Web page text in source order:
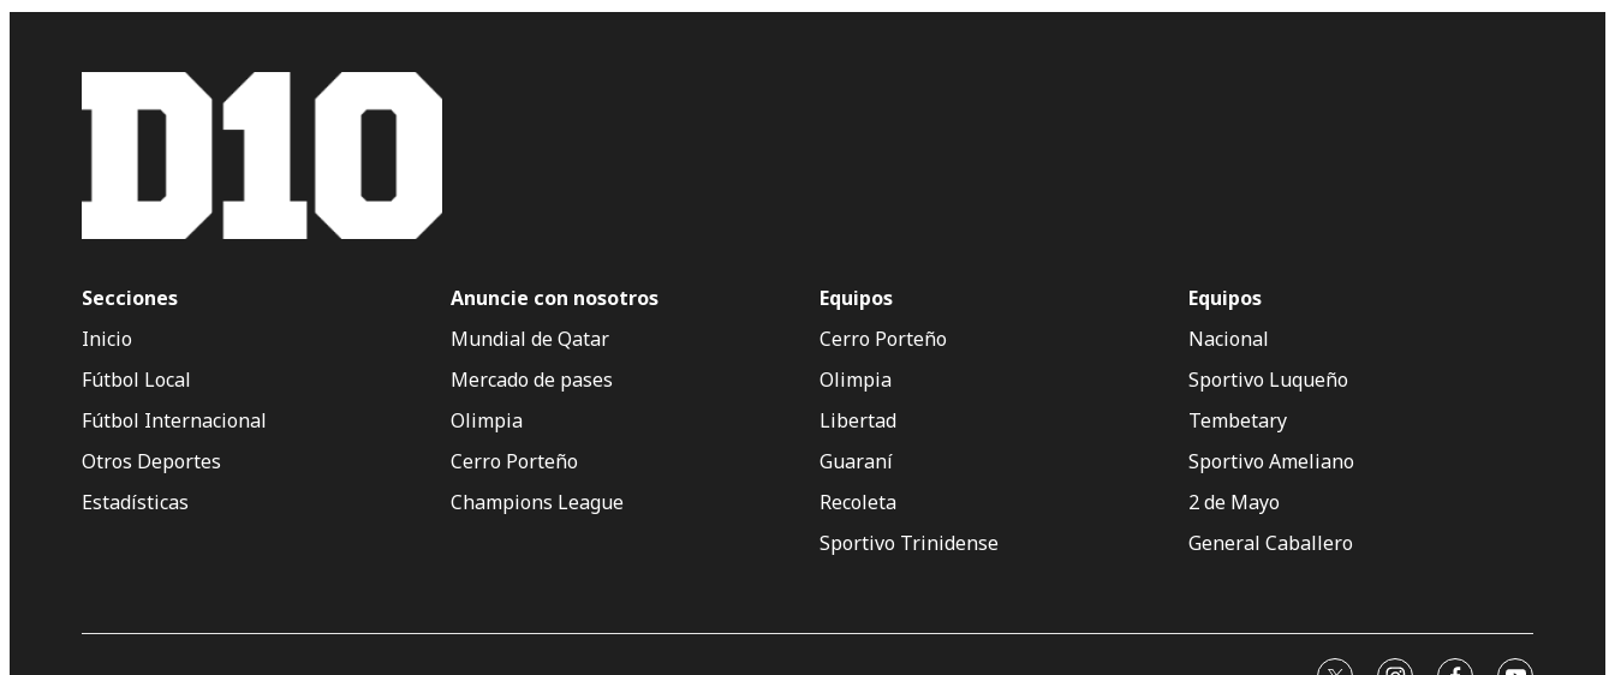
Secciones
Inicio
Fútbol Local
Fútbol Internacional
Otros Deportes
Estadísticas
Anuncie con nosotros
Mundial de Qatar
Mercado de pases
Olimpia
Cerro Porteño
Champions League
Equipos
Cerro Porteño
Olimpia
Libertad
Guaraní
Recoleta
Sportivo Trinidense
Equipos
Nacional
Sportivo Luqueño
Tembetary
Sportivo Ameliano
2 de Mayo
General Caballero